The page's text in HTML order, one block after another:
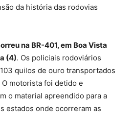
da história das rodovias
na BR-401, em Boa Vista
(4). Os policiais rodoviários
quilos de ouro transportados
motorista foi detido e
o material apreendido para a
estados onde ocorreram as